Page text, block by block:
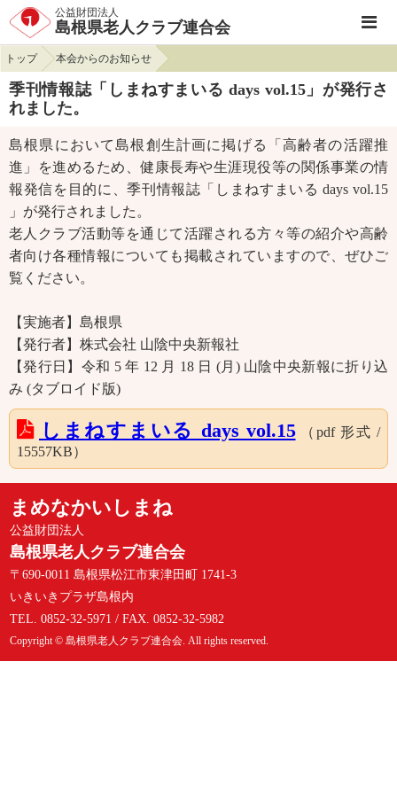
公益財団法人
島根県老人クラブ連合会
トップ 本会からのお知らせ
季刊情報誌「しまねすまいる days vol.15」が発行さ
れました。
島根県において島根創生計画に掲げる「高齢者の活躍推
進」を進めるため、健康長寿や生涯現役等の関係事業の情
報発信を目的に、季刊情報誌「しまねすまいる days vol.15
」が発行されました。
老人クラブ活動等を通じて活躍される方々等の紹介や高齢
者向け各種情報についても掲載されていますので、ぜひご
覧ください。
【実施者】島根県
【発行者】株式会社 山陰中央新報社
【発行日】令和 5 年 12 月 18 日 (月) 山陰中央新報に折り込
み (タブロイド版)
しまねすまいる days vol.15（pdf 形式 /
15557KB）
まめなかいしまね
公益財団法人
島根県老人クラブ連合会
〒690-0011 島根県松江市東津田町 1741-3
いきいきプラザ島根内
TEL. 0852-32-5971 / FAX. 0852-32-5982
Copyright © 島根県老人クラブ連合会. All rights reserved.